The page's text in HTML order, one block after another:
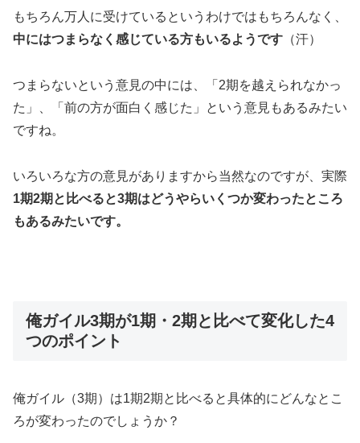
もちろん万人に受けているというわけではもちろんなく、
中にはつまらなく感じている方もいるようです （汗）
つまらないという意見の中には、「2期を越えられなかっ
た」、「前の方が面白く感じた」という意見もあるみたい
ですね。
いろいろな方の意見がありますから当然なのですが、実際
1期2期と比べると3期はどうやらいくつか変わったところ
もあるみたいです。
俺ガイル3期が1期・2期と比べて変化した4
つのポイント
俺ガイル（3期）は1期2期と比べると具体的にどんなとこ
ろが変わったのでしょうか？